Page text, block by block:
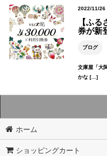
2022/11/26
【ふ
券が新
ブログ
文庫屋「大
かな […]
ホーム
ショッピングカート